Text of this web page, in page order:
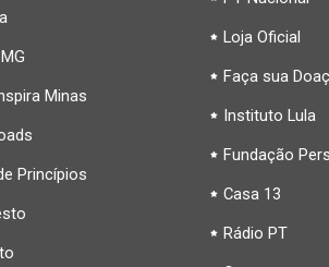
Minas
Princípios
Loja Oficial
Faça sua
Instituto Lula
Fundação
Casa 13
Rádio PT